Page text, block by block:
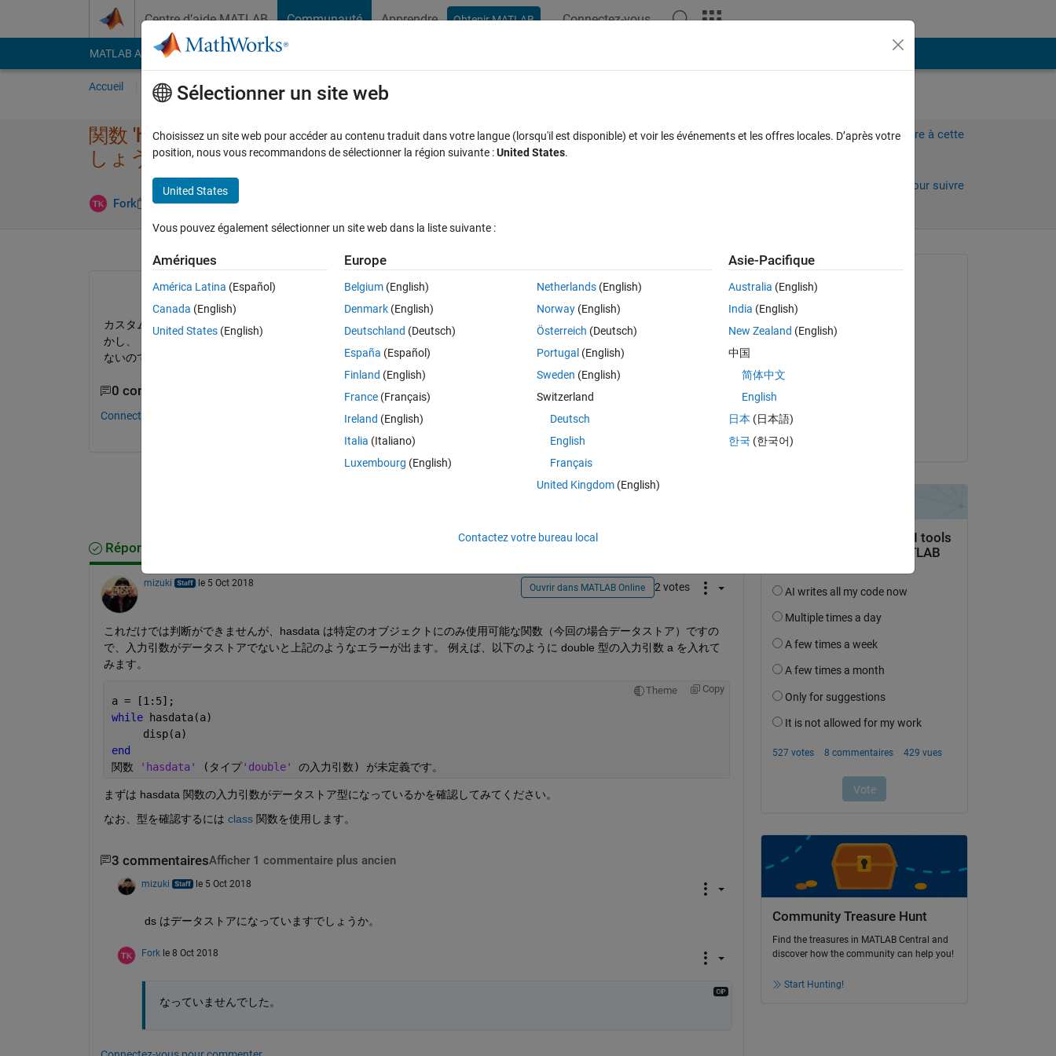
Centre d’aide MATLAB Communauté Apprendre Obtenir MATLAB Connectez-vous
MATLAB Answers File Exchange Cody
Accueil Poser une question Parcourir
関数 'hasdata' (タイプ'double' の入力引数) が未定義です。の原因は何で
しょうか
Fork 5 Oct 2018 1 Réponse
Connectez-vous pour répondre à cette
Connectez-vous pour suivre
Afficher commentaires plus anciens
カスタムミニバッチデータストアを使って、カラー画像で任意のノイズ画像生成を生成し、学習させたいと考えています。し
かし、「関数 'hasdata' (タイプ'double' の入力引数) が未定義です。」というエラー文が出ますが、画像のサイズ的に読み込め
ないのでしょうか？ どこを直したらよいでしょうか
0 commentaires
Connectez-vous pour commenter.
Réponse acceptée
mizuki le 5 Oct 2018 Ouvrir dans MATLAB Online 2 votes
これだけでは判断ができませんが、hasdata は特定のオブジェクトにのみ使用可能な関数（今回の場合データストア）ですの
で、入力引数がデータストアでないと上記のようなエラーが出ます。 例えば、以下のように double 型の入力引数 a を入れて
みます。
Theme Copy
a = [1:5];
while hasdata(a)
     disp(a)
end
関数
'hasdata' ( タイプ'double' の入力引数) が未定義です。
まずは hasdata 関数の入力引数がデータストア型になっているかを確認してみてください。
なお、型を確認するには class 関数を使用します。
3 commentairesAfficher 1 commentaire plus ancien
mizuki le 5 Oct 2018
ds はデータストアになっていますでしょうか。
Fork le 8 Oct 2018
なっていませんでした。
le 5 Oct 2018
Acceptée :
Community Treasure Hunt
Find the treasures in MATLAB Central and
discover how the community can help you!
Start Hunting!
Sélectionner un site web
Choisissez un site web pour accéder au contenu traduit dans votre langue (lorsqu'il est disponible) et voir les événements et les offres locales. D’après votre
position, nous vous recommandons de sélectionner la région suivante :United States.
United States
Vous pouvez également sélectionner un site web dans la liste suivante :
Amériques
América Latina (Español)
Canada (English)
United States (English)
Europe
Belgium (English)
Denmark (English)
Deutschland (Deutsch)
España (Español)
Finland (English)
France (Français)
Ireland (English)
Italia (Italiano)
Luxembourg (English)
Netherlands(English)
Norway(English)
Österreich (Deutsch)
Portugal (English)
Sweden (English)
Switzerland
Deutsch
English
Français
United Kingdom(English)
Asie-Pacifique
Australia (English)
India (English)
New Zealand (English)
中国
简体中文
English
日本 (日本語)
한국 (한국어)
Contactez votre bureau local